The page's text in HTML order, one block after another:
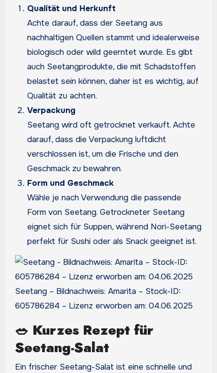
Qualität und Herkunft
Achte darauf, dass der Seetang aus
nachhaltigen Quellen stammt und idealerweise
biologisch oder wild geerntet wurde. Es gibt
auch Seetangprodukte, die mit Schadstoffen
belastet sein können, daher ist es wichtig, auf
Qualität zu achten.
Verpackung
Seetang wird oft getrocknet verkauft. Achte
darauf, dass die Verpackung luftdicht
verschlossen ist, um die Frische und den
Geschmack zu bewahren.
Form und Geschmack
Wähle je nach Verwendung die passende
Form von Seetang. Getrockneter Seetang
eignet sich für Suppen, während Nori-Seetang
perfekt für Sushi oder als Snack geeignet ist.
Seetang – Bildnachweis: Amarita – Stock-ID:
605786284 – Lizenz erworben am: 04.06.2025
🥗 Kurzes Rezept für
Seetang-Salat
Ein frischer Seetang-Salat ist eine schnelle und